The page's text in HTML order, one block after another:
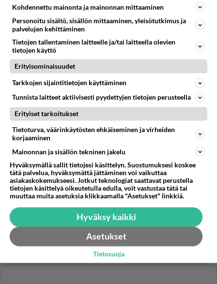
Muistatko? Kädestä suuhun
elävä Satu sai jättimäisen
rahasalkun Henry-
miljonääriltä
ja Noora Louhimo vihdoinkin
yhdessä - Tätä moni jo odotti
Tiesitkö? Martina Aitolehden
isäpuoli on tämä suosittu
laulaja
Kun yksi kauhallinen ei riitä...
Tämä helppo arkiruoka ei jää
syömättä!
Ikäviä uutisia Elämäni biisi -
suosikkisarjasta - Monelle tv-
katsojalle iso pettymys
Kohdennettu mainonta ja mainonnan mittaaminen
Personoitu sisältö, sisällön mittaaminen, yleisötutkimus ja
palvelujen kehittäminen
Tietojen tallentaminen laitteelle ja/tai laitteella olevien
tietojen käyttö
Erityisominaisuudet
Tarkkojen sijaintitietojen käyttäminen
Tunnista laitteet aktiivisesti pyydettyjen tietojen perusteella
Erityiset tarkoitukset
Tietoturva, väärinkäytösten ehkäiseminen ja virheiden
korjaaminen
Mainonnan ja sisällön tekninen jakelu
Hyväksymällä sallit tietojesi käsittelyn. Suostumuksesi koskee
tätä palvelua, hyväksymättä jättäminen voi vaikuttaa
asiakaskokemukseesi. Jotkut teknologiat saattavat perustella
tietojen käsittelyä oikeutetulla edulla, voit vastustaa tätä tai
muuttaa muita asetuksia klikkaamalla "Asetukset" linkkiä.
Hyväksy kaikki
Asetukset
Tietosuoja